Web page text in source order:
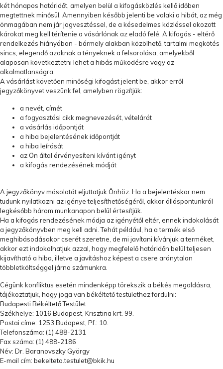
két hónapos határidőt, amelyen belül a kifogásközlés kellő időben
megtettnek minősül. Amennyiben később jelenti be valaki a hibát, az még
önmagában nem jár jogvesztéssel, de a késedelmes közléssel okozott
károkat meg kell térítenie a vásárlónak az eladó felé. A kifogás - eltérő
rendelkezés hiányában - bármely alakban közölhető, tartalmi megkötés
sincs, elegendő azoknak a tényeknek a felsorolása, amelyekből
alaposan következtetni lehet a hibás működésre vagy az
alkalmatlanságra.
A vásárlást követően minőségi kifogást jelent be, akkor erről
jegyzőkönyvet veszünk fel, amelyben rögzítjük:
a nevét, címét
a fogyasztási cikk megnevezését, vételárát
a vásárlás időpontját
a hiba bejelentésének időpontját
a hiba leírását
az Ön által érvényesíteni kívánt igényt
a kifogás rendezésének módját
A jegyzőkönyv másolatát eljuttatjuk Önhöz. Ha a bejelentéskor nem
tudunk nyilatkozni az igénye teljesíthetőségéről, akkor álláspontunkról
legkésőbb három munkanapon belül értesítjük.
Ha a kifogás rendezésének módja az igényétől eltér, ennek indokolását
a jegyzőkönyvben meg kell adni. Tehát például, ha a termék első
meghibásodásakor cserét szeretne, de mi javítani kívánjuk a terméket,
akkor ezt indokolhatjuk azzal, hogy megfelelő határidőn belül teljesen
kijavítható a hiba, illetve a javításhoz képest a csere aránytalan
többletköltséggel járna számunkra.
Cégünk konfliktus esetén mindenképp törekszik a békés megoldásra,
tájékoztatjuk, hogy joga van békéltető testülethez fordulni:
Budapesti Békéltető Testület
Székhelye: 1016 Budapest, Krisztina krt. 99.
Postai címe: 1253 Budapest, Pf.: 10.
Telefonszáma: (1) 488-2131
Fax száma: (1) 488-2186
Név: Dr. Baranovszky György
E-mail cím: bekelteto.testulet@bkik.hu